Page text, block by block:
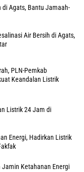
Air Bersih di Agats,
PLN-Pemkab
Keandalan Listrik
Energi, Hadirkan Listrik